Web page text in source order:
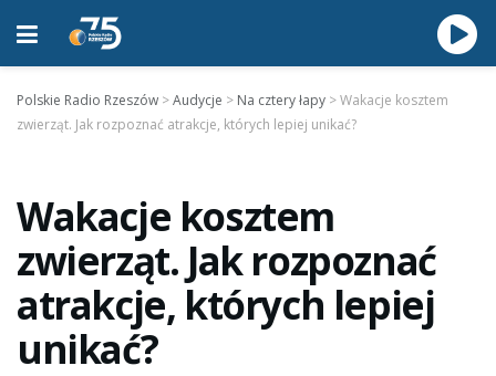
Polskie Radio Rzeszów >Audycje > Na cztery łapy >Wakacje kosztem
zwierząt. Jak rozpoznać atrakcje, których lepiej unikać?
Wakacje kosztem
zwierząt. Jak rozpoznać
atrakcje, których lepiej
unikać?